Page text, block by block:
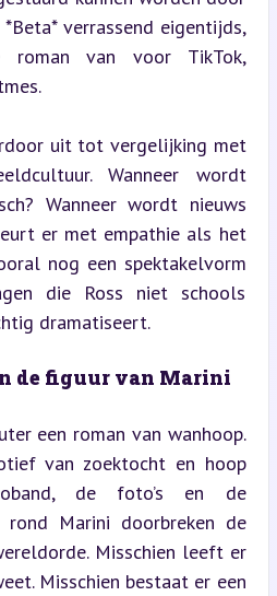
verrassend eigentijds,
van voor TikTok,
uit tot vergelijking met
Wanneer wordt
Wanneer wordt nieuws
er met empathie als het
nog een spektakelvorm
die Ross niet schools
dramatiseert.
de figuur van Marini
een roman van wanhoop.
van zoektocht en hoop
de foto’s en de
rond Marini doorbreken de
Misschien leeft er
Misschien bestaat er een